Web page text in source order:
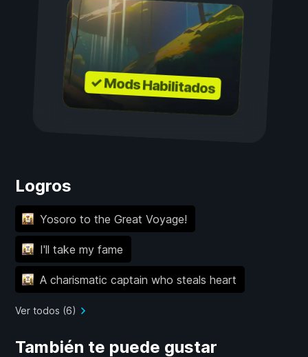
✓ Mods Habilitados
Logros
Yosoro to the Great Voyage!
I'll take my fame
A charismatic captain who steals heart
Ver todos (6)
También te puede gustar